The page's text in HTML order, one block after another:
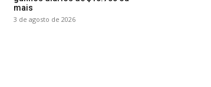
mais
3 de agosto de 2026